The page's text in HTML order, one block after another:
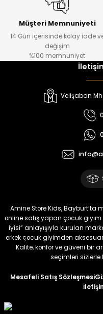
Müşteri Memnuniyeti
14 Gün içerisinde kolay iade
değişim
%100 memnuniyet
Velişaban
Amine Store Kids, Bayburt’ta
online satış yapan çocuk
iyisi” anlayışıyla kurulan
erkek çocuk giyimden
Kalite, konfor ve güveni bir
seçimleri sizlerle
Mesafeli Satış Sözleşmesi